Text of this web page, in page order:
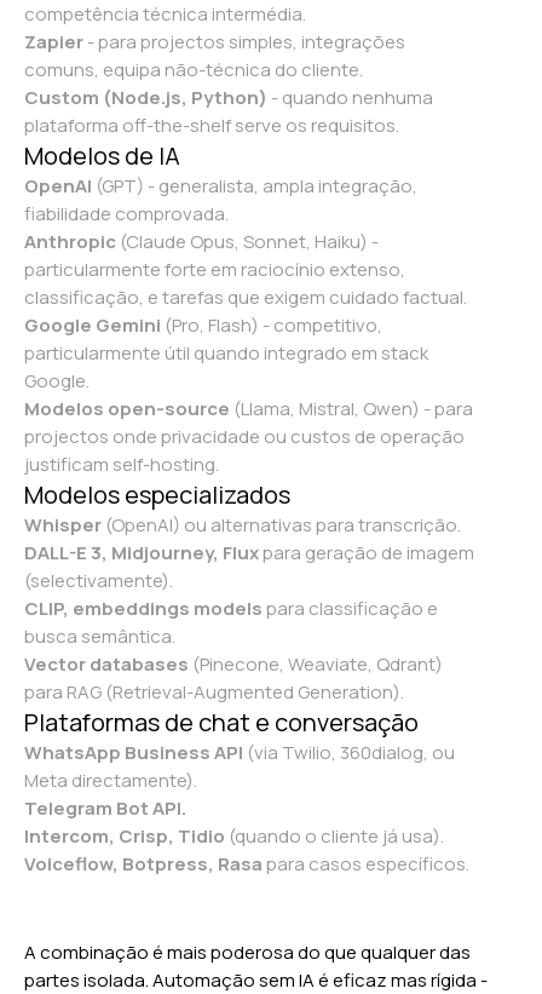
competência técnica intermédia.
Zapier- para projectos simples, integrações
comuns, equipa não-técnica do cliente.
Custom (Node.js, Python) - quando nenhuma
plataforma off-the-shelf serve os requisitos.
Modelos de IA
OpenAI (GPT) - generalista, ampla integração,
fiabilidade comprovada.
Anthropic (Claude Opus, Sonnet, Haiku) -
particularmente forte em raciocínio extenso,
classificação, e tarefas que exigem cuidado factual.
Google Gemini (Pro, Flash) - competitivo,
particularmente útil quando integrado em stack
Google.
Modelos open-source (Llama, Mistral, Qwen) - para
projectos onde privacidade ou custos de operação
justificam self-hosting.
Modelos especializados
Whisper (OpenAI) ou alternativas para transcrição.
DALL-E 3, Midjourney, Fluxpara geração de imagem
(selectivamente).
CLIP, embeddings modelspara classificação e
busca semântica.
Vector databases (Pinecone, Weaviate, Qdrant)
para RAG (Retrieval-Augmented Generation).
Plataformas de chat e conversação
WhatsApp Business API (via Twilio, 360dialog, ou
Meta directamente).
Telegram Bot API.
Intercom, Crisp, Tidio (quando o cliente já usa).
Voiceflow, Botpress, Rasapara casos específicos.
A combinação é mais poderosa do que qualquer das
partes isolada. Automação sem IA é eficaz mas rígida -